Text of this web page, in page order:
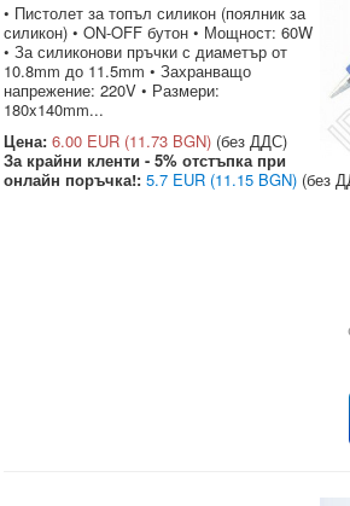
• Пистолет за топъл силикон (поялник за
силикон) • ON-OFF бутон • Мощност: 60W
• За силиконови пръчки с диаметър от
10.8mm до 11.5mm • Захранващо
напрежение: 220V • Размери:
180x140mm...
Цена: 6.00 EUR (11.73 BGN) (без ДДС)
За крайни кленти - 5% отстъпка при
онлайн поръчка!: 5.7 EUR (11.15 BGN) (без